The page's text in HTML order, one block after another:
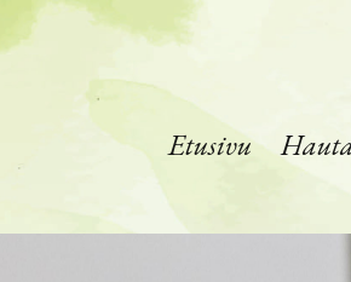
Etusivu